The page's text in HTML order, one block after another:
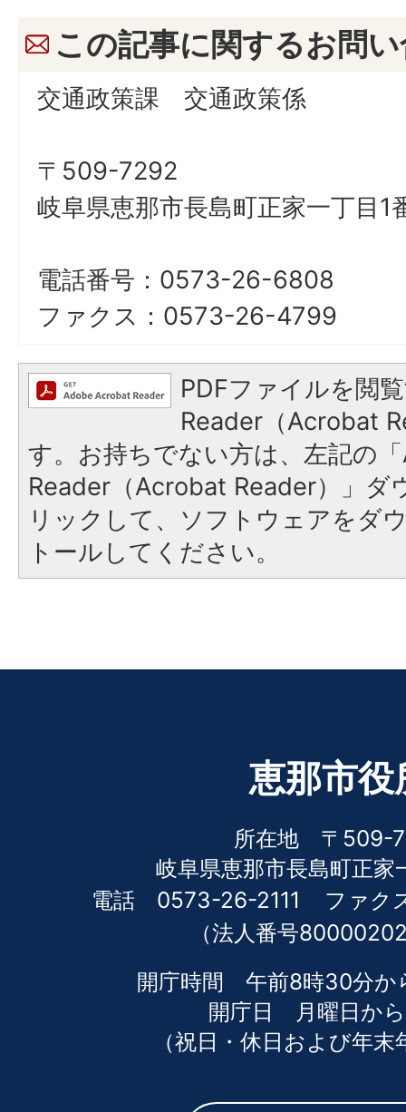
この記事に関するお問
交通政策課 交通政策係
〒509-7292
岐阜県恵那市長島町正家一丁目
電話番号：0573-26-6808
ファクス：0573-26-4799
PDFファイルを閲
Reader（Acrobat
す。お持ちでない方は、左記の
Reader（Acrobat Reader）」ダ
リックして、ソフトウェアをダ
トールしてください。
恵那市役
所在地 〒509-
岐阜県恵那市長島町正家
電話 0573-26-2111
ファ
（法人番号
開庁時間 午前8時30分か
開庁日 月曜日か
（祝日・休日および年